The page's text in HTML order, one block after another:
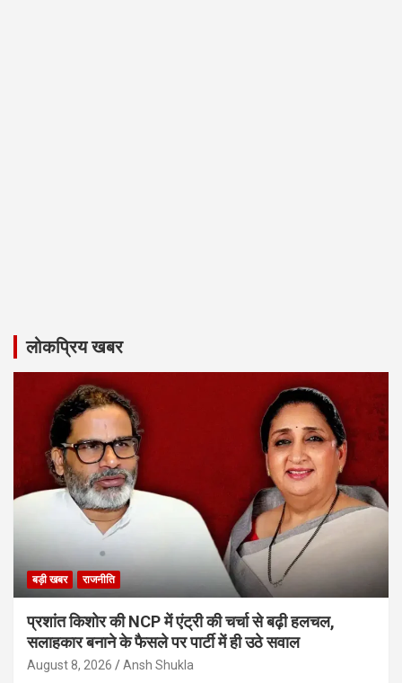
लोकप्रिय खबर
बड़ी खबर राजनीति
प्रशांत किशोर की NCP में एंट्री की चर्चा से बढ़ी हलचल,
सलाहकार बनाने के फैसले पर पार्टी में ही उठे सवाल
August 8, 2026 Ansh Shukla